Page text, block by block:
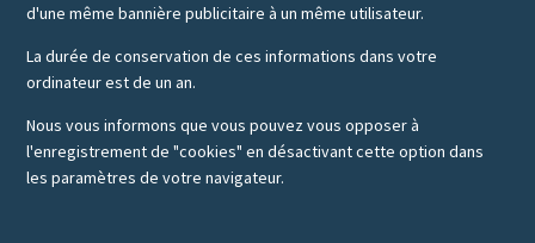
d'une même bannière publicitaire à un même utilisateur.
La durée de conservation de ces informations dans votre
ordinateur est de un an.
Nous vous informons que vous pouvez vous opposer à
l'enregistrement de "cookies" en désactivant cette option dans
les paramètres de votre navigateur.